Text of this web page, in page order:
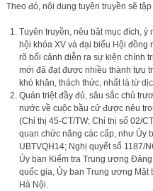
Theo đó, nội dung tuyên truyền sẽ
Tuyên truyền, nêu bật mục đích,
hội khóa XV và đại biểu Hội đồng
rõ bối cảnh diễn ra sự kiện chính
mới đã đạt được nhiều thành tựu
khó khăn, thách thức, nhất là từ
Quán triệt đầy đủ, sâu sắc chủ
nước về cuộc bầu cử được nêu
(Chỉ thị 45-CT/TW; Chỉ thị số 02/
quan chức năng các cấp, như Ủy
UBTVQH14; Nghị quyết số 1187/
Ủy ban Kiểm tra Trung ương
quốc gia, Ủy ban Trung ương Mặt
Hà Nội.